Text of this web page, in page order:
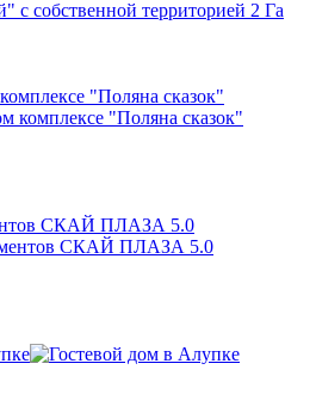
"Поляна сказок"
СКАЙ ПЛАЗА 5.0